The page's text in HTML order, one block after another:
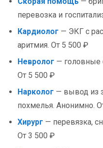
перевозка и
Кардиолог — ЭКГ с
аритмия. От 5 500 ₽
Невролог — головные
От 5 500 ₽
Нарколог — вывод из
похмелья. Анонимно.
Хирург — перевязка,
От 3 500 ₽